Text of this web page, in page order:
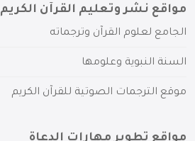
مواقع نشر وتعليم القرآن الكريم
الجامع لعلوم القرآن وترجماته
السنة النبوية وعلومها
موقع الترجمات الصوتية للقرآن الكريم
مواقع تطوير مهارات الدعاة